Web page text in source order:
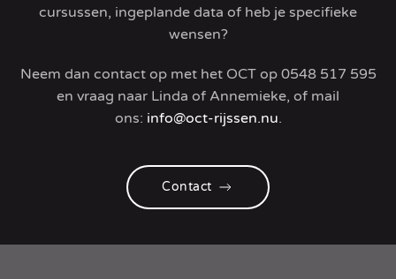
cursussen, ingeplande data of heb je specifieke
wensen?
Neem dan contact op met het OCT op 0548 517 595
en vraag naar Linda of Annemieke, of mail
ons: info@oct-rijssen.nu.
Contact